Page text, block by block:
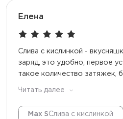
Перезарядка
Елена
Слива с кислинкой -
заряд, это удобно, первое
такое количество затяжек,
Читать далее
Max SСлива с кислинкой